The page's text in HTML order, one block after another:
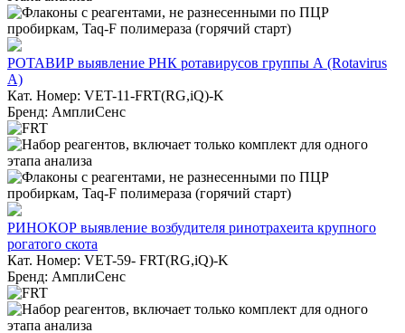
РОТАВИР выявление РНК ротавирусов группы А (Rotavirus
A)
Кат. Номер: VET-11-FRT(RG,iQ)-K
Бренд: АмплиСенс
РИНОКОР выявление возбудителя ринотрахеита крупного
рогатого скота
Кат. Номер: VET-59- FRT(RG,iQ)-K
Бренд: АмплиСенс